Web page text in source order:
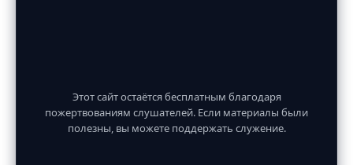
Этот сайт остаётся бесплатным благодаря
пожертвованиям слушателей. Если материалы были
полезны, вы можете поддержать служение.